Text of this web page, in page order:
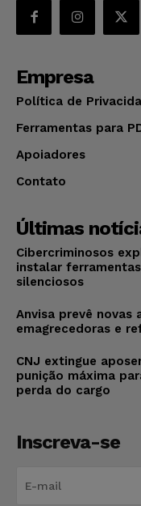
Empresa
Política de
Ferramentas para
Apoiadores
Contato
Últimas
Cibercriminosos
instalar
silenciosos
Anvisa prevê novas
emagrecedoras e
CNJ extingue
punição máxima
perda do cargo
Inscreva-se